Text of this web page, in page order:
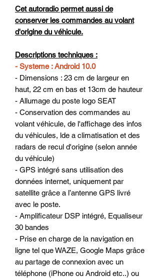
Cet autoradio permet aussi de
conserver les commandes au volant
d'origine du véhicule.
Descriptions techniques :
- Systeme : Android 10.0
- Dimensions : 23 cm de largeur en
haut, 22 cm en bas et 13cm de hauteur
- Allumage du poste logo SEAT
- Conservation des commandes au
volant véhicule, de l'affichage des infos
du véhicules, lde a climatisation et des
radars de recul d'origine (selon année
du véhicule)
- GPS intégré sans utilisation des
données internet, uniquement par
satellite grâce a l’antenne GPS livré
avec le poste.
- Amplificateur DSP intégré, Equaliseur
30 bandes
- Prise en charge de la navigation en
ligne tel que WAZE, Google Maps grâce
au partage de connexion avec un
téléphone (iPhone ou Android etc..) ou